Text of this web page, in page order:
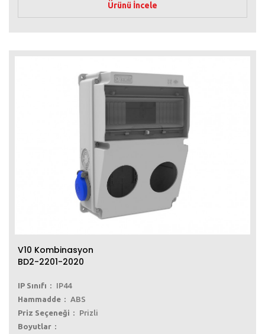
Ürünü İncele
V10 Kombinasyon
BD2-2201-2020
IP Sınıfı
IP44
Hammadde
ABS
Priz Seçeneği
Prizli
Boyutlar